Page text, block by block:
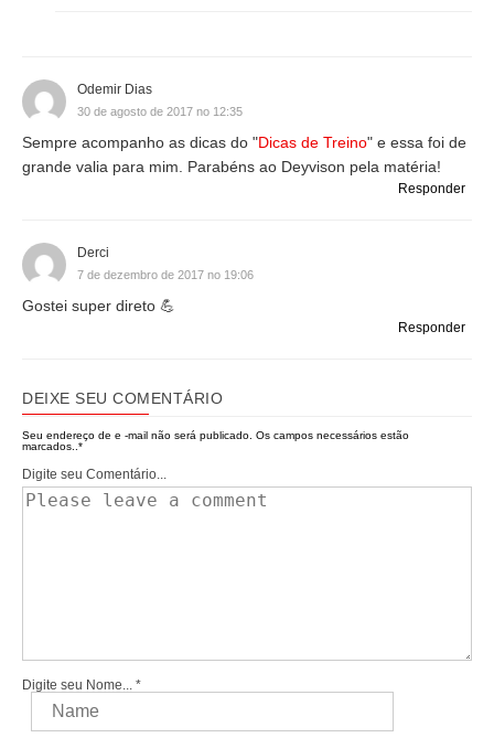
Odemir Dias
30 de agosto de 2017 no 12:35
Sempre acompanho as dicas do "Dicas de Treino" e essa foi de
grande valia para mim. Parabéns ao Deyvison pela matéria!
Responder
Derci
7 de dezembro de 2017 no 19:06
Gostei super direto 💪
Responder
DEIXE SEU COMENTÁRIO
Seu endereço de e -mail não será publicado. Os campos necessários estão
marcados.. *
Digite seu Comentário...
Digite seu Nome... *